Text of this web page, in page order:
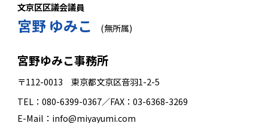
文京区区議会議員
宮野 ゆみこ (無所属)
宮野ゆみこ事務所
〒112-0013 東京都文京区音羽1-2-5
TEL：080-6399-0367／FAX：03-6368-3269
E-Mail：info@miyayumi.com